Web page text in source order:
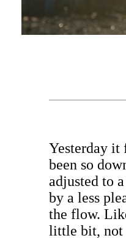
Yesterday
been so
adjusted to
by a less
the flow.
little bit, not